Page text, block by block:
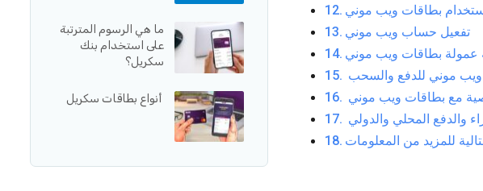
بطاقات ويب موني
تفعيل حساب ويب موني
عمولة بطاقات ويب موني
موني للدفع والسحب
مع بطاقات ويب موني
ما هي الرسوم المترتبة
على استخدام بنك
سكريل؟
أنواع بطاقات سكريل